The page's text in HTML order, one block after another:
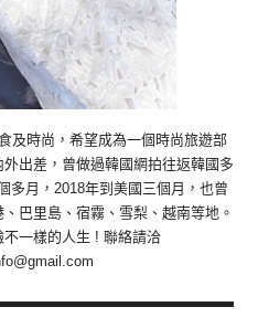
及時尚，希望成為一個時尚旅遊部
出差，曾做過韓國網拍往返韓國多
多月，2018年到美國三個月，也曾
巴里島、宿霧、雪梨、越南等地。
一樣的人生 ! 聯絡請洽